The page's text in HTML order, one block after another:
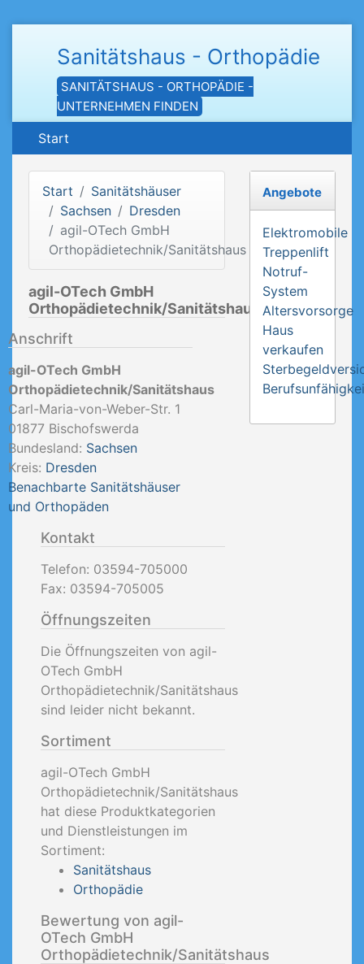
Sanitätshaus - Orthopädie
SANITÄTSHAUS - ORTHOPÄDIE -
UNTERNEHMEN FINDEN
Start
Start
Sanitätshäuser
Sachsen
Dresden
agil-OTech GmbH
Orthopädietechnik/Sanitätshaus
agil-OTech GmbH
Orthopädietechnik/Sanitätshaus
Anschrift
agil-OTech GmbH
Orthopädietechnik/Sanitätshaus
Carl-Maria-von-Weber-Str. 1
01877 Bischofswerda
Bundesland: Sachsen
Kreis: Dresden
Benachbarte Sanitätshäuser
und Orthopäden
Kontakt
Telefon: 03594-705000
Fax: 03594-705005
Öffnungszeiten
Die Öffnungszeiten von agil-
OTech GmbH
Orthopädietechnik/Sanitätshaus
sind leider nicht bekannt.
Sortiment
agil-OTech GmbH
Orthopädietechnik/Sanitätshaus
hat diese Produktkategorien
und Dienstleistungen im
Sortiment:
Sanitätshaus
Orthopädie
Bewertung von agil-
OTech GmbH
Orthopädietechnik/Sanitätshaus
Angebote
Elektromobile
Treppenlift
Notruf-
System
Altersvorsorge
Haus
verkaufen